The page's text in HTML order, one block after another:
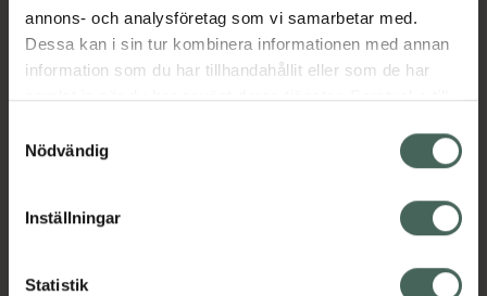
annons- och analysföretag som vi samarbetar med.
Dessa kan i sin tur kombinera informationen med annan
information som du har tillhandahållit eller som de har
samlat in när du har använt deras tjänster. Samtycke till
återkalla ditt samtycke via webbplatsens
cookieinställningar. Ett återkallat samtycke påverkar inte
lagligheten av behandling som skett innan återkallelsen.
Nödvändig
Inställningar
Statistik
•Torr och trött hud som behöver näring och
vitalitet.
•Oljig och obalanserad hud som behöver en
djuprengöring.
en utjämnande effekt.
Kategorier: